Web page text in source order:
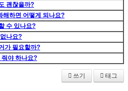
괜찮을까?
해하면 어떻게 되나요?
수 있나요?
나요?
가 필요할까?
줘야 하나요?
쓰기 태그